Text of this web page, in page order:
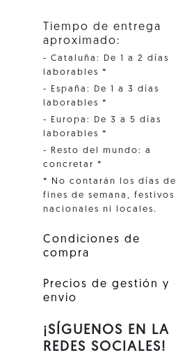
Tiempo de entrega
aproximado:
- Cataluña: De 1 a 2 días
laborables *
- España: De 1 a 3 días
laborables *
- Europa: De 3 a 5 días
laborables *
- Resto del mundo: a
concretar *
* No contarán los días de
fines de semana, festivos
nacionales ni locales.
Condiciones de
compra
Precios de gestión y
envio
¡SÍGUENOS EN LA
REDES SOCIALES!